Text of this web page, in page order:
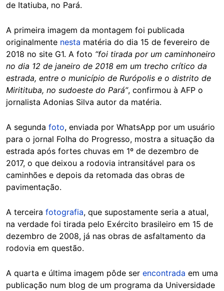
de Itatiuba, no Pará.
A primeira imagem da montagem foi publicada
originalmente nesta matéria do dia 15 de fevereiro de
2018 no site G1. A foto “foi tirada por um caminhoneiro
no dia 12 de janeiro de 2018 em um trecho crítico da
estrada, entre o município de Rurópolis e o distrito de
Miritituba, no sudoeste do Pará”, confirmou à AFP o
jornalista Adonias Silva autor da matéria.
A segunda foto, enviada por WhatsApp por um usuário
para o jornal Folha do Progresso, mostra a situação da
estrada após fortes chuvas em 1º de dezembro de
2017, o que deixou a rodovia intransitável para os
caminhões e depois da retomada das obras de
pavimentação.
A terceira fotografia, que supostamente seria a atual,
na verdade foi tirada pelo Exército brasileiro em 15 de
dezembro de 2008, já nas obras de asfaltamento da
rodovia em questão.
A quarta e última imagem pôde ser encontrada em uma
publicação num blog de um programa da Universidade